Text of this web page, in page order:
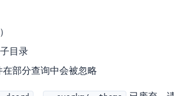
目录
部分查询中会被忽略